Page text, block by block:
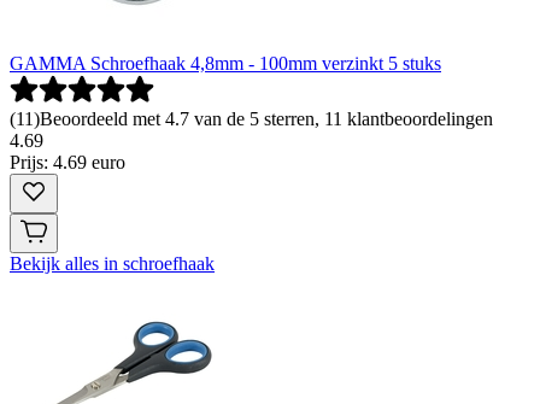
GAMMA Schroefhaak 4,8mm - 100mm verzinkt 5 stuks
(11)Beoordeeld met 4.7 van de 5 sterren, 11 klantbeoordelingen
4.69
Prijs: 4.69 euro
Bekijk alles in schroefhaak